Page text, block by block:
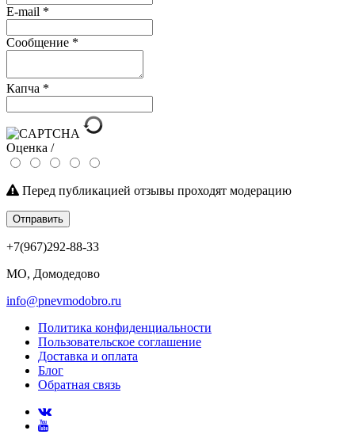
E-mail *
Сообщение *
Капча *
Оценка /
Перед публикацией отзывы проходят модерацию
Отправить
+7(967)292-88-33
МО, Домодедово
info@pnevmodobro.ru
Политика конфиденциальности
Пользовательское соглашение
Доставка и оплата
Блог
Обратная связь